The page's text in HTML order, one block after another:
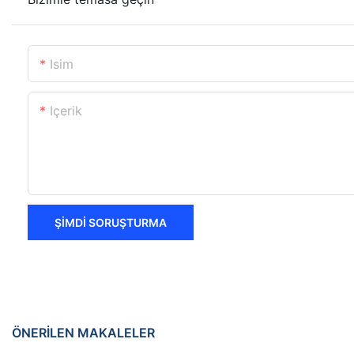
Isim
Içerik
ŞIMDI SORUŞTURMA
ÖNERILEN MAKALELER